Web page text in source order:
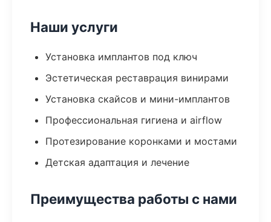
Наши услуги
Установка имплантов под ключ
Эстетическая реставрация винирами
Установка скайсов и мини-имплантов
Профессиональная гигиена и airflow
Протезирование коронками и мостами
Детская адаптация и лечение
Преимущества работы с нами